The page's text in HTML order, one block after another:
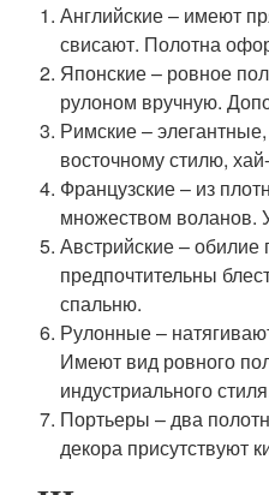
Английские – имеют
свисают. Полотна
Японские – ровное
рулоном вручную.
Римские –
восточному стилю,
Французские – из
множеством воланов.
Австрийские –
предпочтительны
спальню.
Рулонные –
Имеют вид ровного
индустриального
Портьеры – два
декора присутствуют